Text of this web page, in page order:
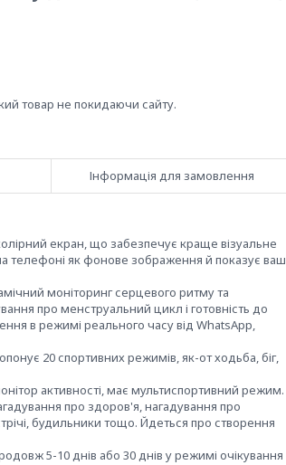
товар не покидаючи сайту.
Інформація для замовлення
екран, що забезпечує краще візуальне
телефоні як фонове зображення й показує ваш
моніторинг серцевого ритму та
про менструальний цикл і готовність до
в режимі реального часу від WhatsApp,
20 спортивних режимів, як-от ходьба, біг,
активності, має мультиспортивний режим.
про здоров'я, нагадування про
будильники тощо. Йдеться про створення
5-10 днів або 30 днів у режимі очікування